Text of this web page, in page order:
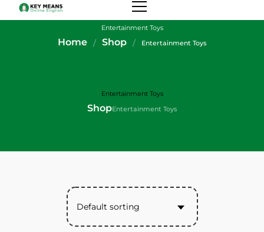
Entertainment Toys
Home Shop Entertainment Toys
Entertainment Toys
ShopEntertainment Toys
Default sorting